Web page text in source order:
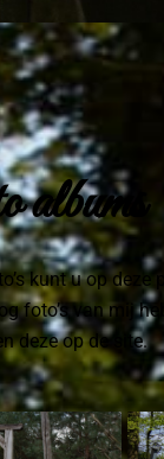
kunt u op deze
foto’s van mij
deze op de site.